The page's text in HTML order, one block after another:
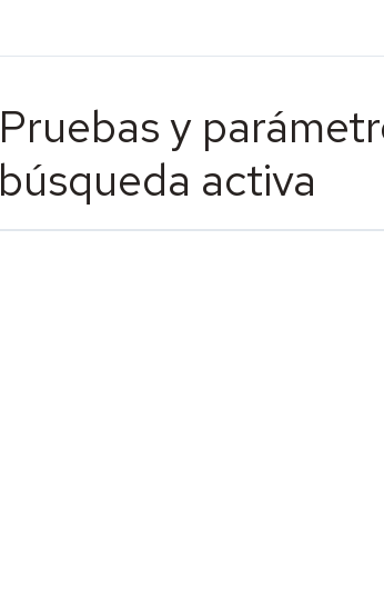
Pruebas y
búsqueda activa